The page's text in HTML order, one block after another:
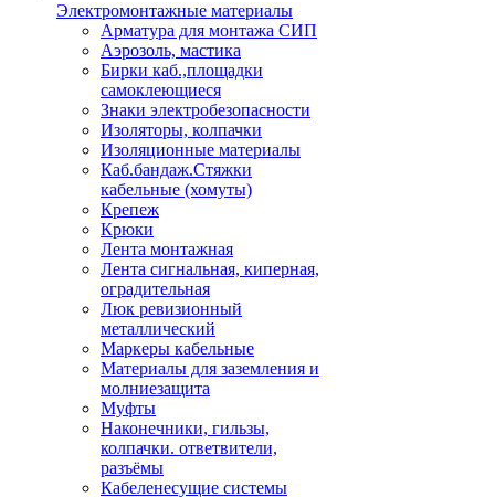
Электромонтажные материалы
Арматура для монтажа СИП
Аэрозоль, мастика
Бирки каб.,площадки
самоклеющиеся
Знаки электробезопасности
Изоляторы, колпачки
Изоляционные материалы
Каб.бандаж.Стяжки
кабельные (хомуты)
Крепеж
Крюки
Лента монтажная
Лента сигнальная, киперная,
оградительная
Люк ревизионный
металлический
Маркеры кабельные
Материалы для заземления и
молниезащита
Муфты
Наконечники, гильзы,
колпачки. ответвители,
разъёмы
Кабеленесущие системы